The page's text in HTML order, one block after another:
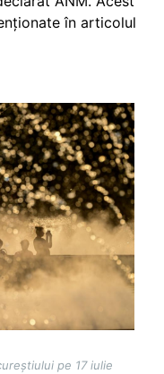
în articolul
pe 17 iulie